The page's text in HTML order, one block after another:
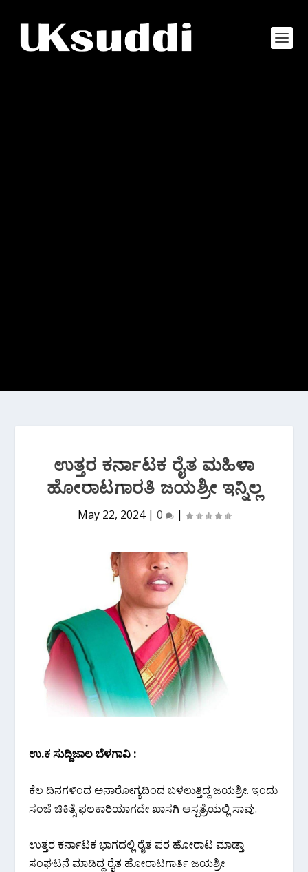
ಉತ್ತರ ಕರ್ನಾಟಕ ರೈತ ಮಹಿಳಾ
ಹೋರಾಟಗಾರತಿ ಜಯಶ್ರೀ ಇನ್ನಿಲ್ಲ
May 22, 2024| 0 |
ಉ.ಕ ಸುದ್ದಿಜಾಲ ಬೆಳಗಾವಿ :
ಕೆಲ ದಿನಗಳಿಂದ ಅನಾರೋಗ್ಯದಿಂದ ಬಳಲುತ್ತಿದ್ದ ಜಯಶ್ರೀ. ಇಂದು
ಸಂಜೆ ಚಿಕಿತ್ಸೆ ಫಲಕಾರಿಯಾಗದೇ ಖಾಸಗಿ ಆಸ್ಪತ್ರೆಯಲ್ಲಿ ಸಾವು.
ಉತ್ತರ ಕರ್ನಾಟಕ ಭಾಗದಲ್ಲಿ ರೈತ ಪರ ಹೋರಾಟ ಮಾಡ್ತಾ
ಸಂಘಟನೆ ಮಾಡಿದ್ದ ರೈತ ಹೋರಾಟಗಾರ್ತಿ ಜಯಶ್ರೀ